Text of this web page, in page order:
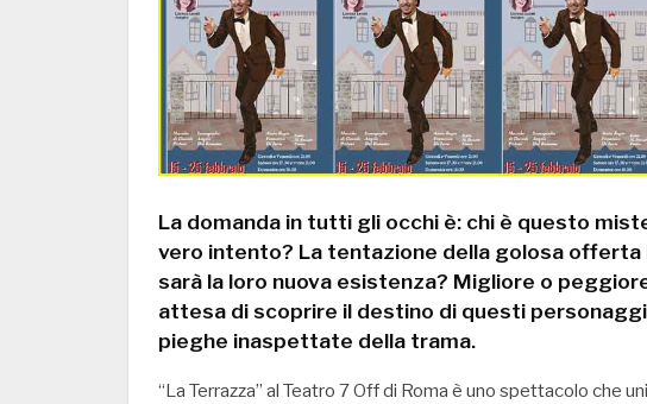
La domanda in tutti gli occhi è: chi è questo
vero intento? La tentazione della golosa
sarà la loro nuova esistenza? Migliore o
attesa di scoprire il destino di questi
pieghe inaspettate della trama.
“La Terrazza” al Teatro 7 Off di Roma è uno spettacolo che